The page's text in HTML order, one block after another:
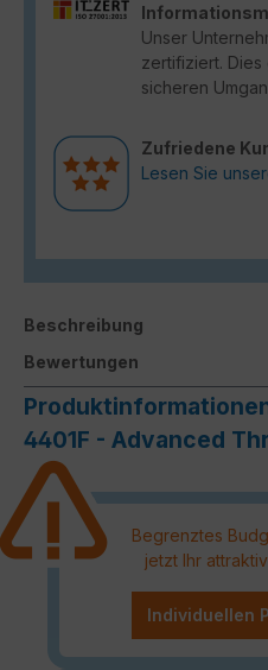
Unser
zertifiziert. Dies
sicheren
Zufriedene
Lesen Sie
Beschreibung
Bewertungen
4401F - Advanced
Begrenztes
jetzt Ihr
Individuellen